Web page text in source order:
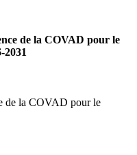
de la COVAD pour le
2031